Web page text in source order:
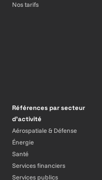
Nos tarifs
Références par secteur
d’activité
Aérospatiale & Défense
Énergie
Santé
Services financiers
Services publics